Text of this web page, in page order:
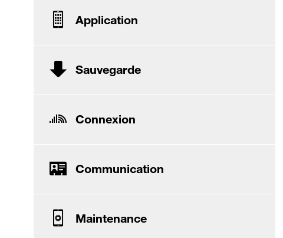
Application
Sauvegarde
Connexion
Communication
Maintenance